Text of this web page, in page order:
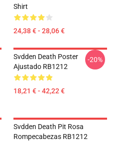
Shirt
24,38 € - 28,06 €
Svdden Death Poster
Ajustado RB1212
18,21 € - 42,22 €
-20%
Svdden Death Pit Rosa
Rompecabezas RB1212